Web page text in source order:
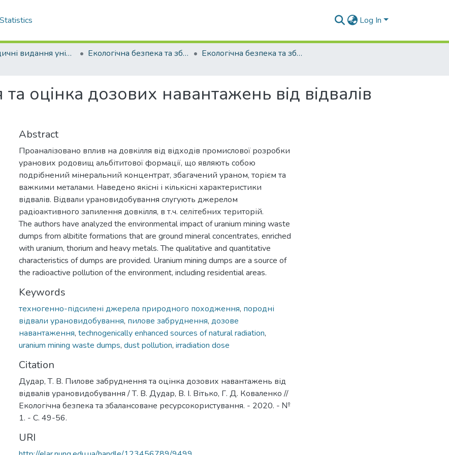
Statistics Log In
Періодичні видання університету Екологічна безпека та збалансоване ресурсокористування
Екологічна безпека та збалансоване ресурсокористування - 2020. - №1 (21)
оцінка дозових навантажень від відвалів
Abstract
Проаналізовано вплив на довкілля від відходів промислової розробки
уранових родовищ альбітитової формації, що являють собою
подрібнений мінеральний концентрат, збагачений ураном, торієм та
важкими металами. Наведено якісні і кількісні характеристики
відвалів. Відвали урановидобування слугують джерелом
радіоактивного запилення довкілля, в т.ч. селітебних територій.
The authors have analyzed the environmental impact of uranium mining waste
dumps from albitite formations that are ground mineral concentrates, enriched
with uranium, thorium and heavy metals. The qualitative and quantitative
characteristics of dumps are provided. Uranium mining dumps are a source of
the radioactive pollution of the environment, including residential areas.
Keywords
техногенно-підсилені джерела природного походження, породні
відвали урановидобування, пилове забруднення, дозове
навантаження, technogenically enhanced sources of natural radiation,
uranium mining waste dumps, dust pollution, irradiation dose
Citation
Дудар, Т. В. Пилове забруднення та оцінка дозових навантажень від
відвалів урановидобування / Т. В. Дудар, В. І. Вітько, Г. Д. Коваленко //
Екологічна безпека та збалансоване ресурсокористування. - 2020. - №
1. - С. 49-56.
URI